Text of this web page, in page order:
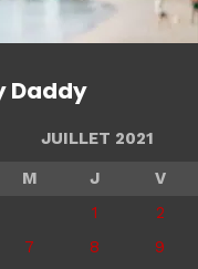
Daddy
JUILLET 2021
M J V
1
2
7 8 9